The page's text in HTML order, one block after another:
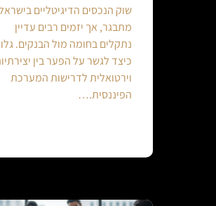
שוק הנכסים הדיגיטליים
מתבגר, אך יזמים רבים עדיין
נתקלים בחומה מול הבנקים. גלו
כיצד לגשר על הפער בין
וירטואלית לדרישות המערכת
הפיננסית.…